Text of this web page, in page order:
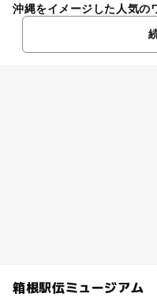
沖縄をイメージした人気の
箱根駅伝ミュージアム